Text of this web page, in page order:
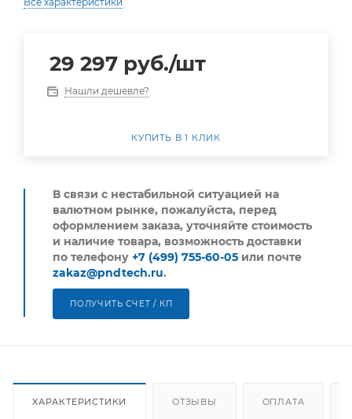
29 297 руб./шт
Нашли дешевле?
КУПИТЬ В 1 КЛИК
В связи с нестабильной ситуацией на
валютном рынке, пожалуйста, перед
оформлением заказа, уточняйте стоимость
и наличие товара, возможность доставки
по телефону +7 (499) 755-60-05 или почте
zakaz@pndtech.ru.
ПОЛУЧИТЬ СЧЕТ / КП
ХАРАКТЕРИСТИКИ ОТЗЫВЫ ОПЛАТА